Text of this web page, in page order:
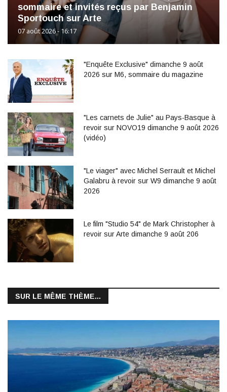
sommaire et invités reçus par Benjamin
Sportouch sur Arte
07 août 2026 - 16:17
"Enquête Exclusive" dimanche 9 août
2026 sur M6, sommaire du magazine
"Les carnets de Julie" au Pays-Basque à
revoir sur NOVO19 dimanche 9 août 2026
(vidéo)
"Le viager" avec Michel Serrault et Michel
Galabru à revoir sur W9 dimanche 9 août
2026
Le film "Studio 54" de Mark Christopher à
revoir sur Arte dimanche 9 août 206
SUR LE MÊME THÈME...